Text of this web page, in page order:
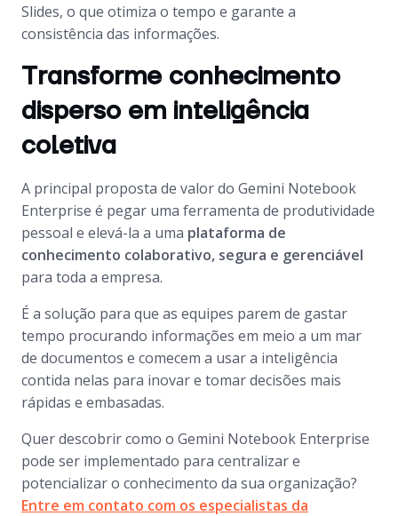
Slides, o que otimiza o tempo e garante a
consistência das informações.
Transforme conhecimento
disperso em inteligência
coletiva
A principal proposta de valor do Gemini Notebook
Enterprise é pegar uma ferramenta de produtividade
pessoal e elevá-la a uma plataforma de
conhecimento colaborativo, segura e gerenciável
para toda a empresa.
É a solução para que as equipes parem de gastar
tempo procurando informações em meio a um mar
de documentos e comecem a usar a inteligência
contida nelas para inovar e tomar decisões mais
rápidas e embasadas.
Quer descobrir como o Gemini Notebook Enterprise
pode ser implementado para centralizar e
potencializar o conhecimento da sua organização?
Entre em contato com os especialistas da